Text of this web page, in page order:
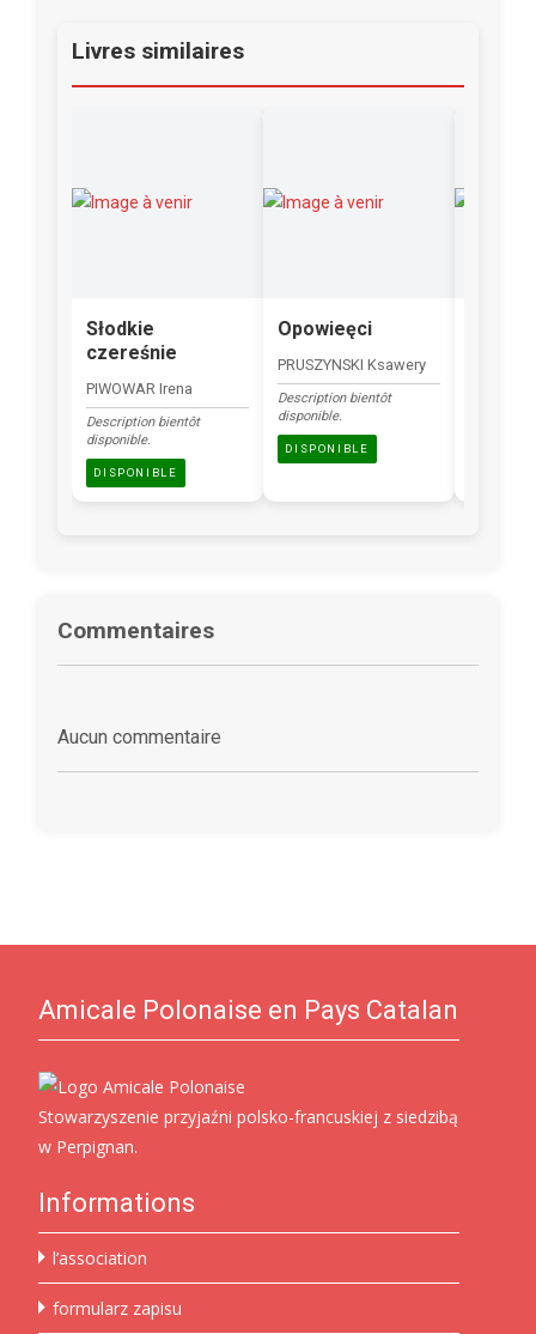
Livres similaires
Słodkie
czereśnie
PIWOWAR Irena
Description bientôt
disponible.
DISPONIBLE
Opowieęci
PRUSZYNSKI Ksawery
Description bientôt
disponible.
DISPONIBLE
Commentaires
Aucun commentaire
Amicale Polonaise en Pays Catalan
Stowarzyszenie przyjaźni polsko-francuskiej z siedzibą
w Perpignan.
Informations
l’association
formularz zapisu